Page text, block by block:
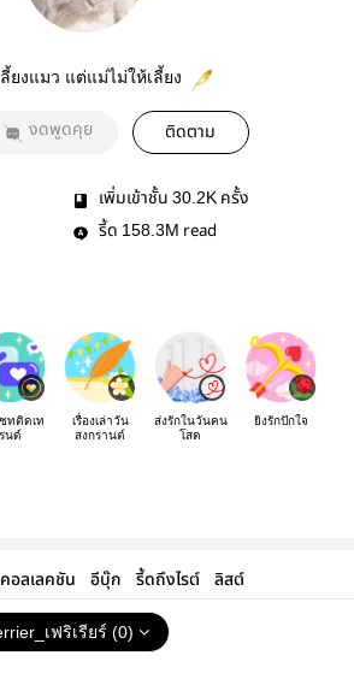
ลี้ยงแมว แต่แม่ไม่ให้เลี้ยง
งดพูดคุย ติดตาม
เพิ่มเข้าชั้น 30.2K ครั้ง
รี้ด 158.3M read
ทติดเท
รนด์
เรื่องเล่าวัน
สงกรานต์
ส่งรักในวันคน
โสด
ยิงรักปักใจ
คอลเลคชัน อีบุ๊ก รี้ดถึงไรต์ ลิสต์
เฟริเรียร์ (0)